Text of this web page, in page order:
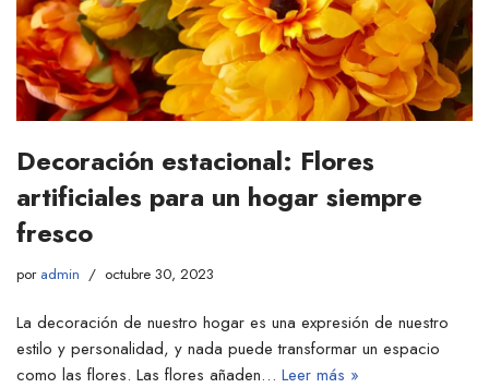
Decoración estacional: Flores
artificiales para un hogar siempre
fresco
por admin octubre 30, 2023
La decoración de nuestro hogar es una expresión de nuestro
estilo y personalidad, y nada puede transformar un espacio
como las flores. Las flores añaden… Leer más »